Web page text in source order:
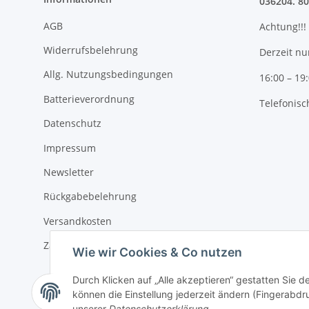
Wie wir Cookies & Co nutzen
Durch Klicken auf „Alle akzeptieren“ gestatten Sie
können die Einstellung jederzeit ändern
AGB
Widerrufsbelehrung
Allg. Nutzungsbedingungen
Batterieverordnung
Datenschutz
Impressum
Newsletter
Rückgabebelehrung
Versandkosten
Zahlungsmöglichkeiten
Achtung!!!
Derzeit
16:00 –
Vertrag widerrufen